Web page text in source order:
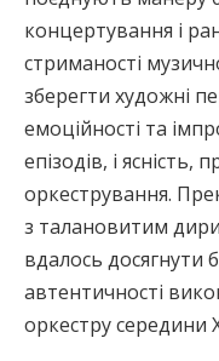
концертування і
стриманості
зберегти художні
емоційності та
епізодів, і ясність,
оркестрування.
з талановитим
вдалось досягнути
автентичності
оркестру середини